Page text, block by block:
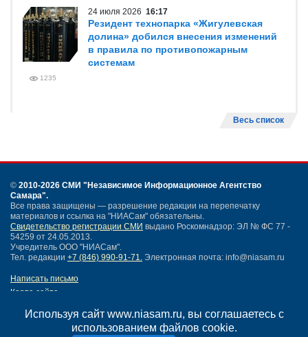
Используя сайт www.niasam.ru, вы соглашаетесь с
использованием файлов cookie.
24 июля 2026 16:17
Резидент технопарка «Жигулевская
долина» добился внесения изменений
в правила по противопожарным
системам
1235
Весь список
© 2010-2026 СМИ "Независимое Информационное Агентство
Самара".
Все права защищены — разрешение редакции на перепечатку
материалов и ссылка на "НИАСам" обязательны.
Свидетельство регистрации СМИ выдано Роскомнадзор: ЭЛ № ФС 77 -
54259 от 24.05.2013.
Учредитель ООО "НИАСам".
Тел. редакции +7 (846) 990-91-71. Электронная почта: info@niasam.ru
Написать письмо
Карта сайта
Политика конфиденциальности
Согласие на обработку персональных данных